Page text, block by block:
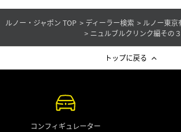
ルノー・ジャポン TOP ディーラー検索 ルノー東京
ニュルブルクリンク編その３
トップに戻る
コンフィギュレーター